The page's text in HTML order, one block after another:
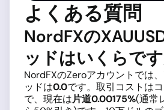
よくある質問
NordFXの
ッドはいくらで
NordFXのZeroアカウントでは
ッドは0.0です。取引コストは
で、現在は片道0.00175%(通常